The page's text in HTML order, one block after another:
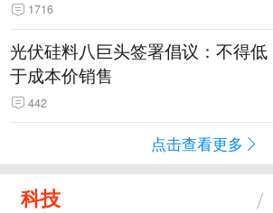
1716
光伏硅料八巨头签署倡议：不得低
于成本价销售
442
点击查看更多
科技